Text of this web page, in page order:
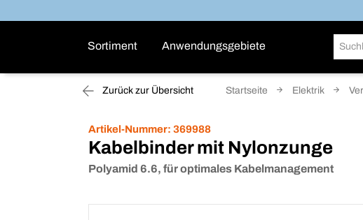
Sortiment Anwendungsgebiete
Zurück zur Übersicht Startseite Elektrik
Artikel-Nummer: 369988
Kabelbinder mit Nylonzunge
Polyamid 6.6, für optimales Kabelmanagement